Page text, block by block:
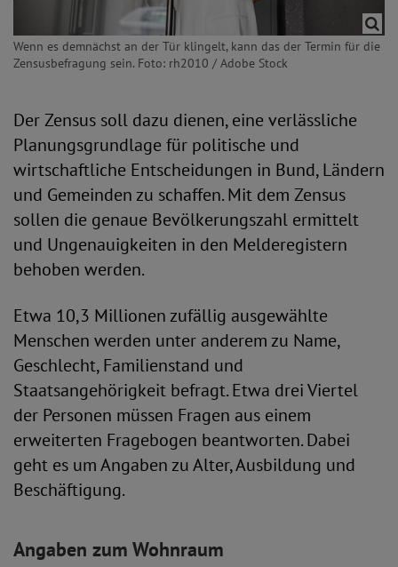
Wenn es demnächst an der Tür klingelt, kann das der Termin für die
Zensusbefragung sein. Foto: rh2010 / Adobe Stock
Der Zensus soll dazu dienen, eine verlässliche
Planungsgrundlage für politische und
wirtschaftliche Entscheidungen in Bund, Ländern
und Gemeinden zu schaffen. Mit dem Zensus
sollen die genaue Bevölkerungszahl ermittelt
und Ungenauigkeiten in den Melderegistern
behoben werden.
Etwa 10,3 Millionen zufällig ausgewählte
Menschen werden unter anderem zu Name,
Geschlecht, Familienstand und
Staatsangehörigkeit befragt. Etwa drei Viertel
der Personen müssen Fragen aus einem
erweiterten Fragebogen beantworten. Dabei
geht es um Angaben zu Alter, Ausbildung und
Beschäftigung.
Angaben zum Wohnraum